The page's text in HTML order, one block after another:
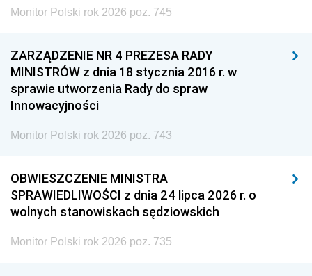
Monitor Polski rok 2026 poz. 745
ZARZĄDZENIE NR 4 PREZESA RADY
MINISTRÓW z dnia 18 stycznia 2016 r. w
sprawie utworzenia Rady do spraw
Innowacyjności
Monitor Polski rok 2026 poz. 743
OBWIESZCZENIE MINISTRA
SPRAWIEDLIWOŚCI z dnia 24 lipca 2026 r. o
wolnych stanowiskach sędziowskich
Monitor Polski rok 2026 poz. 735